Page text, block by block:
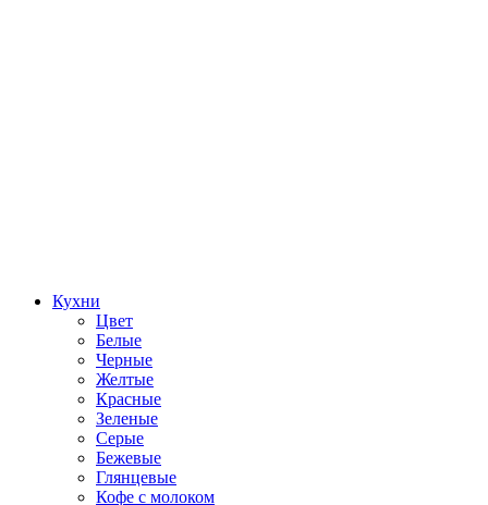
Кухни
Цвет
Белые
Черные
Желтые
Красные
Зеленые
Серые
Бежевые
Глянцевые
Кофе с молоком